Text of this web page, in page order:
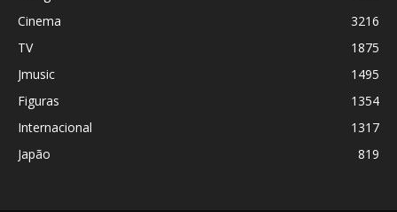
Cinema
3216
TV
1875
Jmusic
1495
Figuras
1354
Internacional
1317
Japão
819